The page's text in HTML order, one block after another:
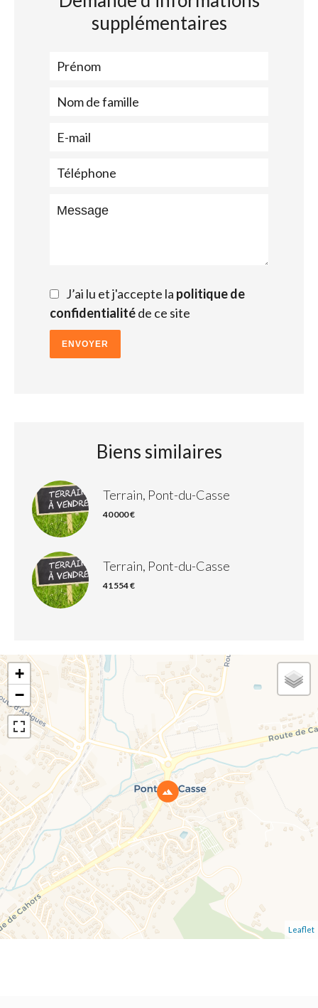
supplémentaires
J’ai lu et j'accepte la politique de
confidentialitéde ce site
ENVOYER
Biens similaires
Terrain, Pont-du-Casse
40 000 €
Terrain, Pont-du-Casse
41 554 €
+
−
Leaflet